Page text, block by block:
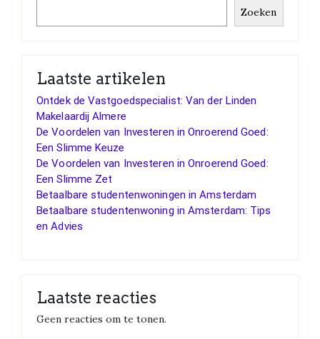
Zoeken
Laatste artikelen
Ontdek de Vastgoedspecialist: Van der Linden
Makelaardij Almere
De Voordelen van Investeren in Onroerend Goed:
Een Slimme Keuze
De Voordelen van Investeren in Onroerend Goed:
Een Slimme Zet
Betaalbare studentenwoningen in Amsterdam
Betaalbare studentenwoning in Amsterdam: Tips
en Advies
Laatste reacties
Geen reacties om te tonen.